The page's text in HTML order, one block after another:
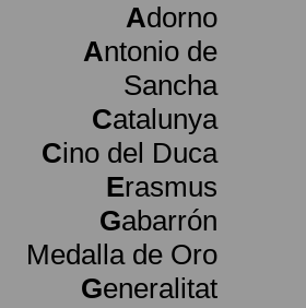
Adorno
Antonio de
Sancha
Catalunya
Cino del Duca
Erasmus
Gabarrón
Medalla de Oro
Generalitat